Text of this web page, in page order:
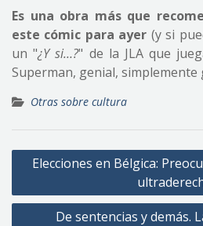
Es una obra más que
este cómic para ayer (y si
un "¿Y si…?" de la JLA que
Superman, genial, simplemente
Otras sobre cultura
Navegación
entradas
Elecciones en Bélgica:
De sentencias y demás.